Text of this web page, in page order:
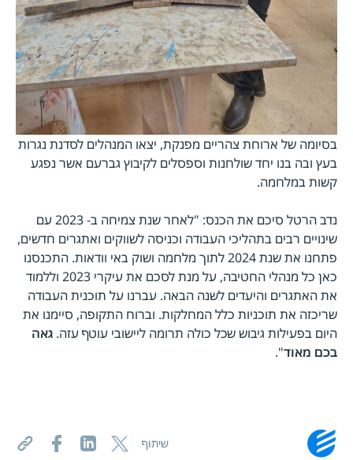
בסיומה של ארוחת צהריים מפנקת, יצאו המנהלים לסדנת נגרות
בעץ ובה בנו יחד שולחנות וספסלים לקיבוץ גברעם אשר נפגע
קשות במלחמה.
נדב הרטל סיכם את הכנס: "לאחר שנת צמיחה ב- 2023 עם
שינויים רבים בתהליכי העבודה וכניסה לשווקים ואתגרים חדשים,
פתחנו את שנת 2024 לתוך מלחמה ושוק באי וודאות. התכנסנו
כאן כל מנהלי החטיבה, על מנת לסכם את עיקרי 2023 וללמוד
את האתגרים והיעדים לשנה הבאה. עברנו על תוכנית העבודה
שריכזה את תוכניות כלל המחלקות. וברוח התקופה, סיימנו את
היום בפעילות גיבוש שכל כולה תרומה ליישובי עוטף עזה. גאה
בכם מאוד".
שיתוף